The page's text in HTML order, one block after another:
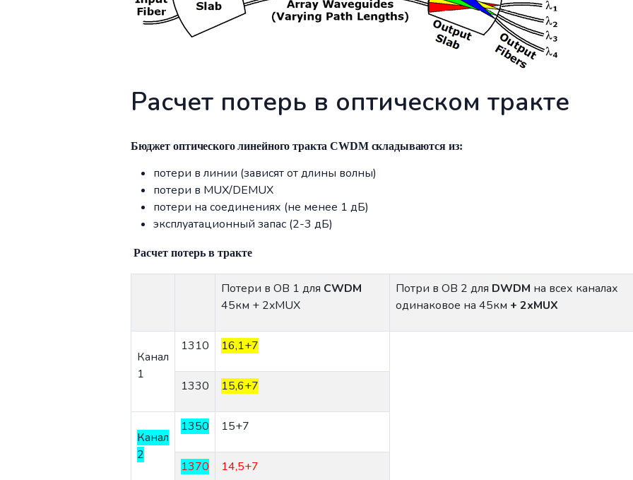
Расчет потерь в оптическом тракте
Бюджет оптического линейного трактаCWDMскладываются из:
потери в линии (зависят от длины волны)
потери в MUX/DEMUX
потери на соединениях (не менее 1 дБ)
эксплуатационный запас (2-3 дБ)
Расчет потерь в тракте
Потери в ОВ 1 для СWDM
45км + 2xMUX
Потри в ОВ 2 для DWDM на всех каналах
одинаковое на 45км + 2xMUX
Канал
1
1310 16,1+7
1330 15,6+7
Канал
2
1350 15+7
1370 14,5+7